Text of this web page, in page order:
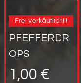
Frei verkäuflich!!!
PFEFFERDR
OPS
Preis
1,00 €